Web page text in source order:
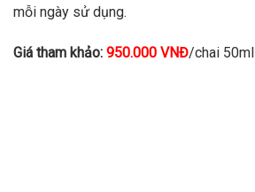
mỗi ngày sử dụng.
Giá tham khảo: 950.000 VNĐ/chai 50ml